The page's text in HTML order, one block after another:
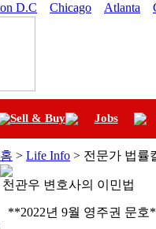
D.C Chicago Atlanta
Sell & Buy Jobs
홈 > Life Info > 전문가 법률
천관우 변호사의 이민법
**2022년 9월 영주권 문호